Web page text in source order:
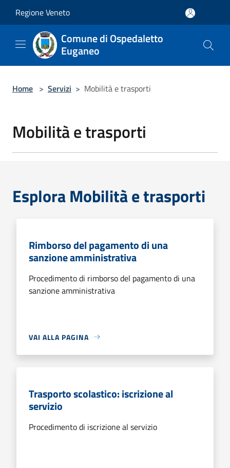
Regione Veneto
Comune di Ospedaletto
Euganeo
Home > Servizi > Mobilità e trasporti
Mobilità e trasporti
Esplora Mobilità e trasporti
Rimborso del pagamento di una
sanzione amministrativa
Procedimento di rimborso del pagamento di una
sanzione amministrativa
VAI ALLA PAGINA
Trasporto scolastico: iscrizione al
servizio
Procedimento di iscrizione al servizio